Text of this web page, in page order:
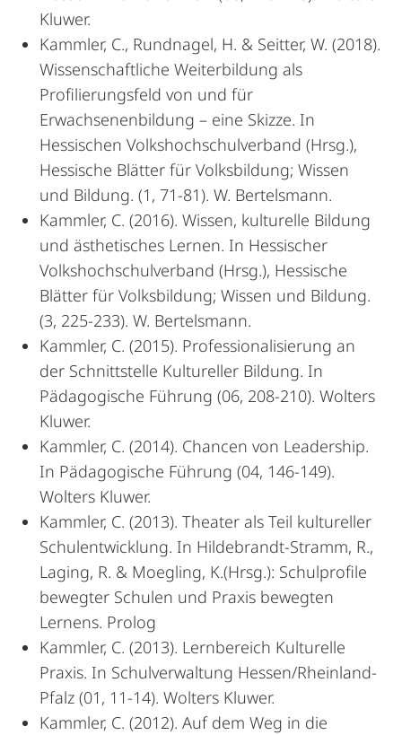
Kluwer.
Kammler, C., Rundnagel, H. & Seitter, W. (2018).
Wissenschaftliche Weiterbildung als
Profilierungsfeld von und für
Erwachsenenbildung – eine Skizze. In
Hessischen Volkshochschulverband (Hrsg.),
Hessische Blätter für Volksbildung; Wissen
und Bildung. (1, 71-81). W. Bertelsmann.
Kammler, C. (2016). Wissen, kulturelle Bildung
und ästhetisches Lernen. In Hessischer
Volkshochschulverband (Hrsg.), Hessische
Blätter für Volksbildung; Wissen und Bildung.
(3, 225-233). W. Bertelsmann.
Kammler, C. (2015). Professionalisierung an
der Schnittstelle Kultureller Bildung. In
Pädagogische Führung (06, 208-210). Wolters
Kluwer.
Kammler, C. (2014). Chancen von Leadership.
In Pädagogische Führung (04, 146-149).
Wolters Kluwer.
Kammler, C. (2013). Theater als Teil kultureller
Schulentwicklung. In Hildebrandt-Stramm, R.,
Laging, R. & Moegling, K.(Hrsg.): Schulprofile
bewegter Schulen und Praxis bewegten
Lernens. Prolog
Kammler, C. (2013). Lernbereich Kulturelle
Praxis. In Schulverwaltung Hessen/Rheinland-
Pfalz (01, 11-14). Wolters Kluwer.
Kammler, C. (2012). Auf dem Weg in die